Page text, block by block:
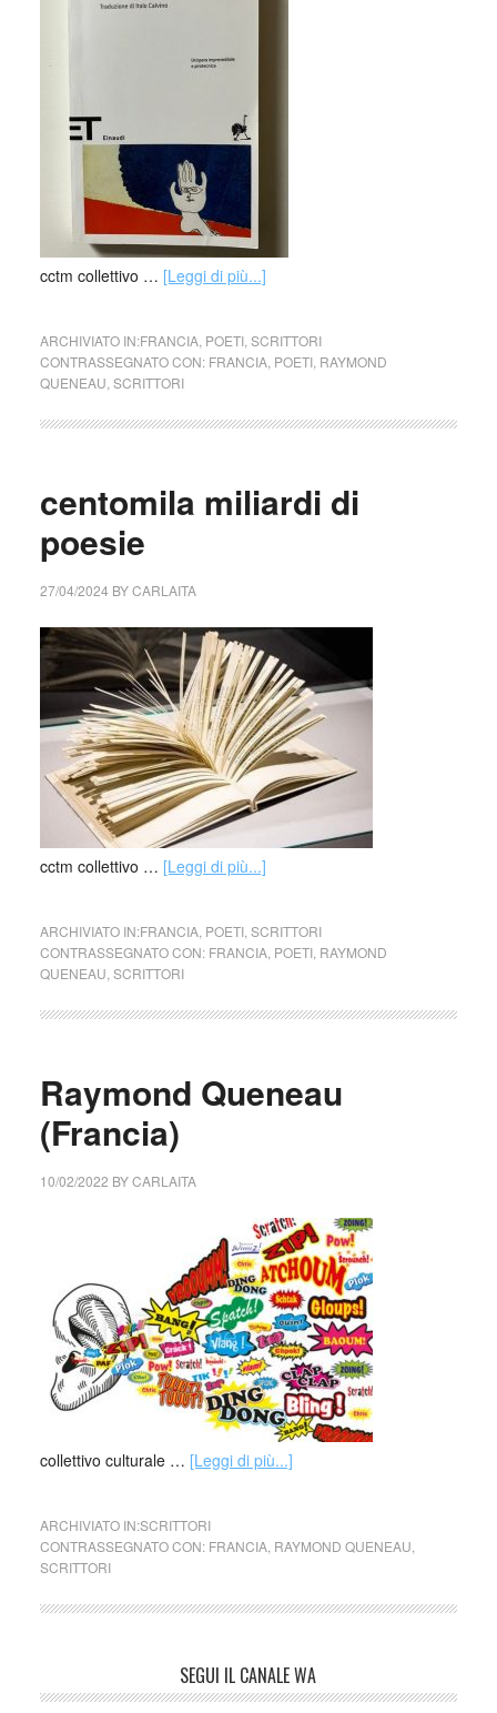
cctm collettivo … [Leggi di più...]
ARCHIVIATO IN:FRANCIA, POETI, SCRITTORI
CONTRASSEGNATO CON: FRANCIA, POETI, RAYMOND
QUENEAU SCRITTORI
centomila miliardi di
poesie
27/04/2024 BYCARLAITA
cctm collettivo … [Leggi di più...]
ARCHIVIATO IN:FRANCIA, POETI, SCRITTORI
CONTRASSEGNATO CON: FRANCIA, POETI, RAYMOND
QUENEAU SCRITTORI
Raymond Queneau
(Francia)
10/02/2022 BYCARLAITA
collettivo culturale … [Leggi di più...]
ARCHIVIATO IN:SCRITTORI
CONTRASSEGNATO CON: FRANCIA, RAYMOND QUENEAU
SCRITTORI
SEGUI IL CANALE WA